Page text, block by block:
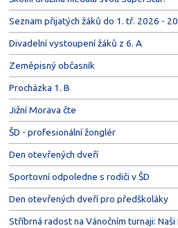
Seznam přijatých žáků do 1. tř. 2026 -
Divadelní vystoupení žáků z 6. A
Zeměpisný občasník
Procházka 1. B
Jižní Morava čte
ŠD - profesionální žonglér
Den otevřených dveří
Sportovní odpoledne s rodiči v ŠD
Den otevřených dveří pro předškoláky
Stříbrná radost na Vánočním turnaji: